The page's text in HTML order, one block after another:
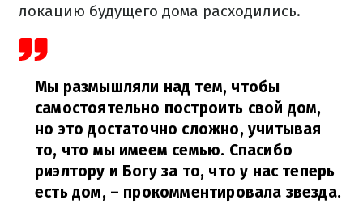
локацию будущего дома расходились.
Мы размышляли над тем, чтобы
самостоятельно построить свой дом,
но это достаточно сложно, учитывая
то, что мы имеем семью. Спасибо
риэлтору и Богу за то, что у нас теперь
есть дом, – прокомментировала звезда.